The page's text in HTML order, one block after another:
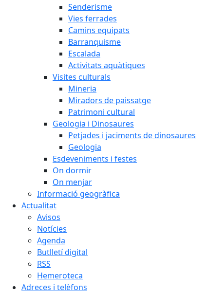
Senderisme
Vies ferrades
Camins equipats
Barranquisme
Escalada
Activitats aquàtiques
Visites culturals
Mineria
Miradors de paissatge
Patrimoni cultural
Geologia i Dinosaures
Petjades i jaciments de dinosaures
Geologia
Esdeveniments i festes
On dormir
On menjar
Informació geogràfica
Actualitat
Avisos
Notícies
Agenda
Butlletí digital
RSS
Hemeroteca
Adreces i telèfons